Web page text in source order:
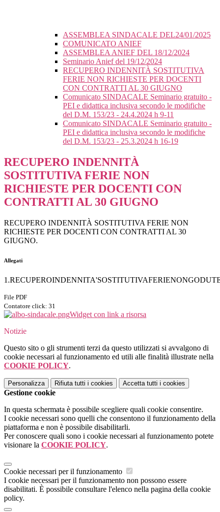
ASSEMBLEA SINDACALE DEL24/01/2025
COMUNICATO ANIEF
ASSEMBLEA ANIEF DEL 18/12/2024
Seminario Anief del 19/12/2024
RECUPERO INDENNITÀ SOSTITUTIVA
FERIE NON RICHIESTE PER DOCENTI
CON CONTRATTI AL 30 GIUGNO
Comunicato SINDACALE Seminario gratuito -
PEI e didattica inclusiva secondo le modifiche
del D.M. 153/23 - 24.4.2024 h 9-11
Comunicato SINDACALE Seminario gratuito -
PEI e didattica inclusiva secondo le modifiche
del D.M. 153/23 - 25.3.2024 h 16-19
RECUPERO INDENNITÀ
SOSTITUTIVA FERIE NON
RICHIESTE PER DOCENTI CON
CONTRATTI AL 30 GIUGNO
RECUPERO INDENNITÀ SOSTITUTIVA FERIE NON
RICHIESTE PER DOCENTI CON CONTRATTI AL 30
GIUGNO.
Allegati
File PDF
Contatore click: 31
Widget con link a risorsa
Notizie
Questo sito o gli strumenti terzi da questo utilizzati si avvalgono di
cookie necessari al funzionamento ed utili alle finalità illustrate nella
COOKIE POLICY.
Personalizza Rifiuta tutti i cookies Accetta tutti i cookies
Gestione cookie
In questa schermata è possibile scegliere quali cookie consentire.
I cookie necessari sono quelli che consentono il funzionamento della
piattaforma e non è possibile disabilitarli.
Per conoscere quali sono i cookie necessari al funzionamento potete
visionare la COOKIE POLICY.
Cookie necessari per il funzionamento
I cookie necessari per il funzionamento non possono essere
disabilitati. È possibile consultare l'elenco nella pagina della cookie
policy.